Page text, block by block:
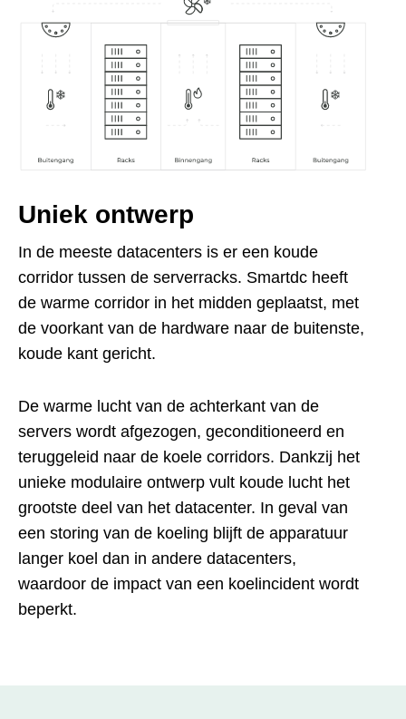
Uniek ontwerp
In de meeste datacenters is er een koude
corridor tussen de serverracks. Smartdc heeft
de warme corridor in het midden geplaatst, met
de voorkant van de hardware naar de buitenste,
koude kant gericht.
De warme lucht van de achterkant van de
servers wordt afgezogen, geconditioneerd en
teruggeleid naar de koele corridors. Dankzij het
unieke modulaire ontwerp vult koude lucht het
grootste deel van het datacenter. In geval van
een storing van de koeling blijft de apparatuur
langer koel dan in andere datacenters,
waardoor de impact van een koelincident wordt
beperkt.